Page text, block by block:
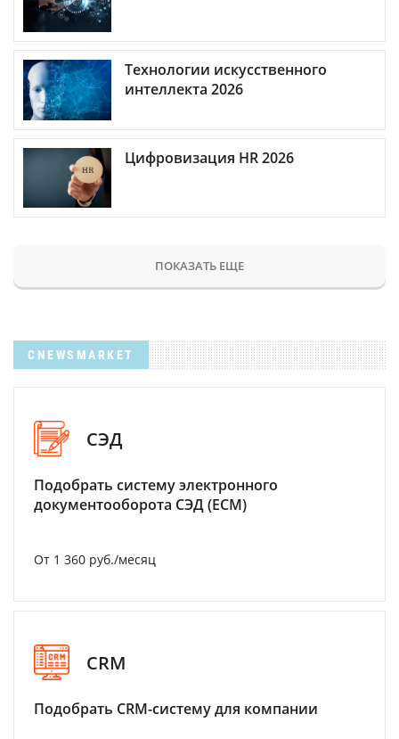
Технологии искусственного
интеллекта 2026
Цифровизация HR 2026
ПОКАЗАТЬ ЕЩЕ
CNEWSMARKET
СЭД
Подобрать систему электронного
документооборота СЭД (ECM)
От 1 360 руб./месяц
CRM
Подобрать CRM-систему для компании